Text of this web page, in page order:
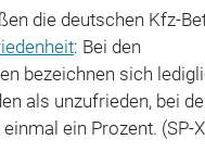
die deutschen Kfz-
: Bei den
bezeichnen sich
als unzufrieden, bei
ein Prozent. (SP-